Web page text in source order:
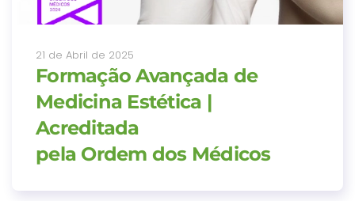
21 de Abril de 2025
Formação Avançada de
Medicina Estética |
Acreditada
pela Ordem dos Médicos